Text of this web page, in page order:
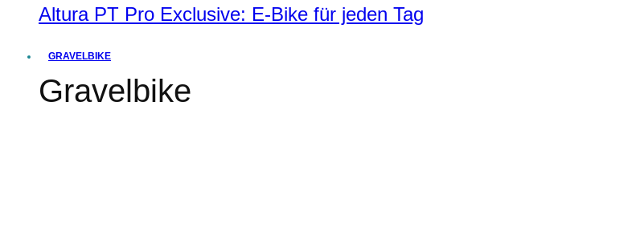
Altura PT Pro Exclusive: E-Bike für jeden Tag
GRAVELBIKE
Gravelbike